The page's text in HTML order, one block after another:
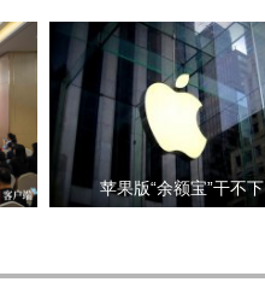
苹果版“余额宝”干不下